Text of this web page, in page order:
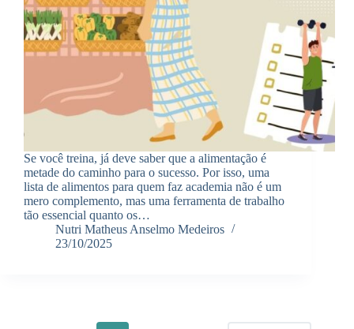
Se você treina, já deve saber que a alimentação é
metade do caminho para o sucesso. Por isso, uma
lista de alimentos para quem faz academia não é um
mero complemento, mas uma ferramenta de trabalho
tão essencial quanto os…
Nutri Matheus Anselmo Medeiros
23/10/2025